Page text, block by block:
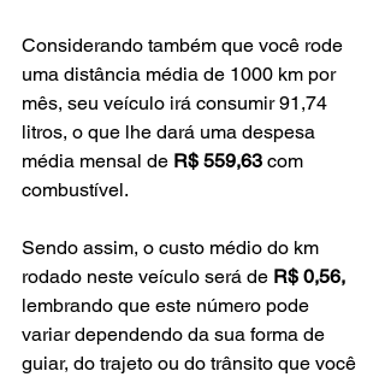
Considerando também que você rode
uma distância média de 1000 km por
mês, seu veículo irá consumir 91,74
litros, o que lhe dará uma despesa
média mensal de R$ 559,63 com
combustível.
Sendo assim, o custo médio do km
rodado neste veículo será de R$ 0,56,
lembrando que este número pode
variar dependendo da sua forma de
guiar, do trajeto ou do trânsito que você